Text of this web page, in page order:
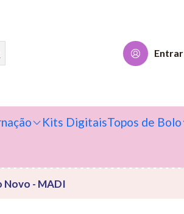
Entrar
Kits DigitaisTopos de Bolo
Novo - MADI